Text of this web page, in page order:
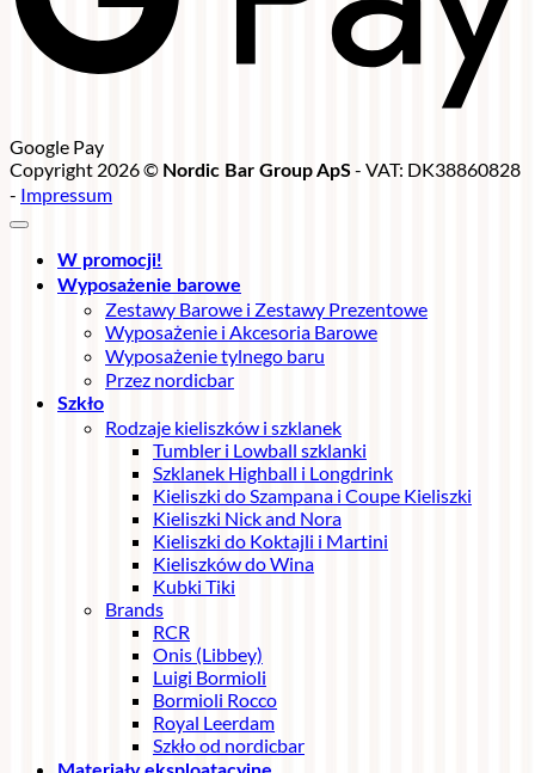
Google Pay
Copyright 2026 © Nordic Bar Group ApS- VAT: DK38860828
- Impressum
W promocji!
Wyposażenie barowe
Zestawy Barowe i Zestawy Prezentowe
Wyposażenie i Akcesoria Barowe
Wyposażenie tylnego baru
Przez nordicbar
Szkło
Rodzaje kieliszków i szklanek
Tumbler i Lowball szklanki
Szklanek Highball i Longdrink
Kieliszki do Szampana i Coupe Kieliszki
Kieliszki Nick and Nora
Kieliszki do Koktajli i Martini
Kieliszków do Wina
Kubki Tiki
Brands
RCR
Onis (Libbey)
Luigi Bormioli
Bormioli Rocco
Royal Leerdam
Szkło od nordicbar